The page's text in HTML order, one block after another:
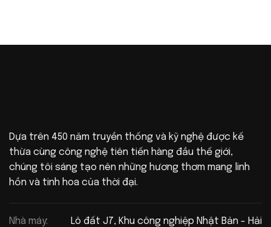
Dựa trên 450 năm truyền thống và kỹ nghệ được kế
thừa cùng công nghệ tiên tiến hàng đầu thế giới,
chúng tôi sáng tạo nên những hương thơm mang linh
hồn và tinh hoa của thời đại.
Nhà máy:
Lô đất J7, Khu công nghiệp Nhật Bản - Hải